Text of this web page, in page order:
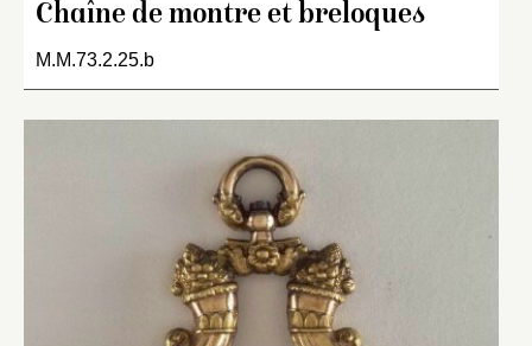
Chaîne de montre et breloques
M.M.73.2.25.b